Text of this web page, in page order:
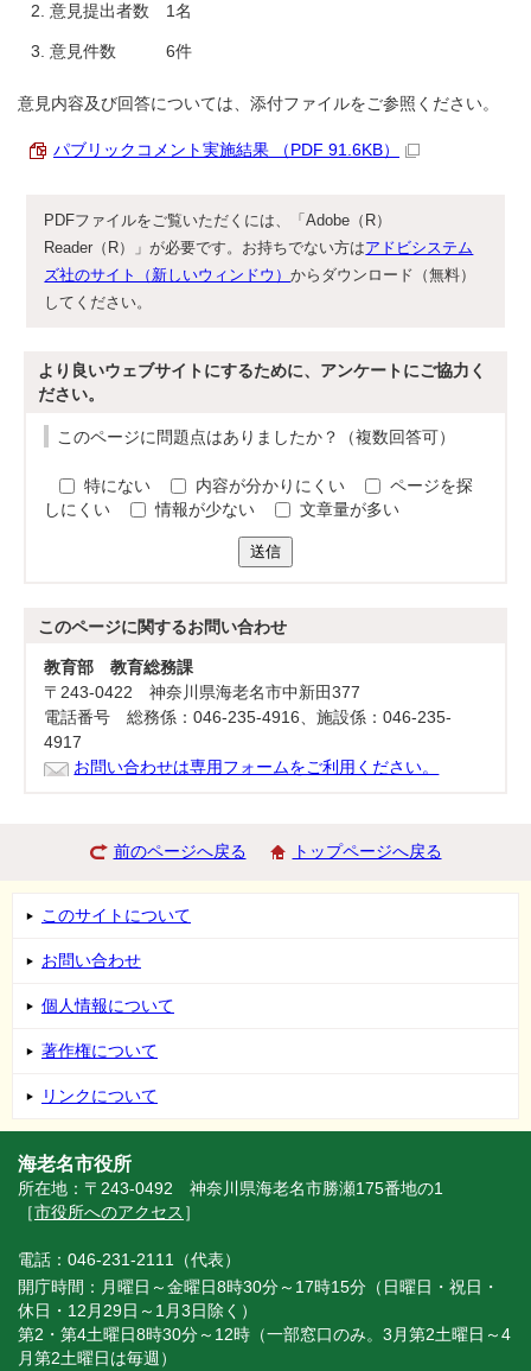
意見提出者数 1名
意見件数 6件
意見内容及び回答については、添付ファイルをご参照ください。
パブリックコメント実施結果 （PDF 91.6KB）
PDFファイルをご覧いただくには、「Adobe（R）
Reader（R）」が必要です。お持ちでない方はアドビシステム
ズ社のサイト（新しいウィンドウ）からダウンロード（無料）
してください。
より良いウェブサイトにするために、アンケートにご協力く
ださい。
このページに問題点はありましたか？（複数回答可）
特にない 内容が分かりにくい
ページを探
しにくい
情報が少ない 文章量が多い
送信
このページに関するお問い合わせ
教育部 教育総務課
〒243-0422 神奈川県海老名市中新田377
電話番号 総務係：046-235-4916、施設係：046-235-
4917
お問い合わせは専用フォームをご利用ください。
前のページへ戻る トップページへ戻る
このサイトについて
お問い合わせ
個人情報について
著作権について
リンクについて
海老名市役所
所在地：〒243-0492 神奈川県海老名市勝瀬175番地の1
［市役所へのアクセス ］
電話：046-231-2111（代表）
開庁時間：月曜日～金曜日8時30分～17時15分（日曜日・祝日・
休日・12月29日～1月3日除く）
第2・第4土曜日8時30分～12時（一部窓口のみ。3月第2土曜日～4
月第2土曜日は毎週）